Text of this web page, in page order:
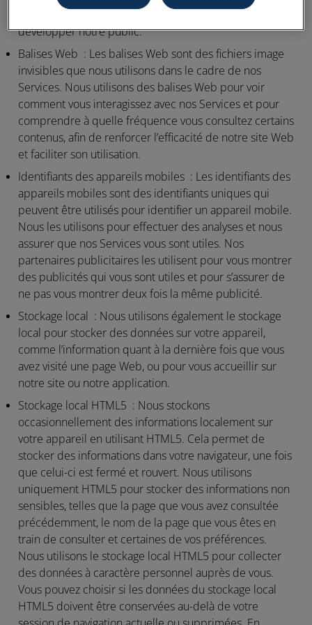
développer notre public.
Balises Web : Les balises Web sont des fichiers image
invisibles que nous utilisons dans le cadre de nos
Services. Nous utilisons des balises Web pour voir
comment vous interagissez avec nos Services et pour
comprendre à quelle fréquence vous consultez certains
contenus, afin de renforcer l’efficacité de notre site Web
et faciliter son utilisation.
Identifiants des appareils mobiles : Les identifiants des
appareils mobiles sont des identifiants uniques qui
peuvent être utilisés pour identifier un appareil mobile.
Nous les utilisons pour effectuer des analyses et nous
assurer que nos Services vous sont utiles. Nos
partenaires publicitaires les utilisent pour vous montrer
des publicités qui vous sont utiles et pour s’assurer de
ne pas vous montrer deux fois la même publicité.
Stockage local : Nous utilisons également le stockage
local pour stocker des données sur votre appareil,
comme l’information quant à la dernière fois que vous
avez visité une page Web, ou pour vous accueillir sur
notre site ou notre application.
Stockage local HTML5 : Nous stockons
occasionnellement des informations localement sur
votre appareil en utilisant HTML5. Cela permet de
stocker des informations dans votre navigateur, une fois
que celui-ci est fermé et rouvert. Nous utilisons
uniquement HTML5 pour stocker des informations non
sensibles, telles que la page que vous avez consultée
précédemment, le nom de la page que vous êtes en
train de consulter et certaines de vos préférences.
Nous utilisons le stockage local HTML5 pour collecter
des données à caractère personnel auprès de vous.
Vous pouvez choisir si les données du stockage local
HTML5 doivent être conservées au-delà de votre